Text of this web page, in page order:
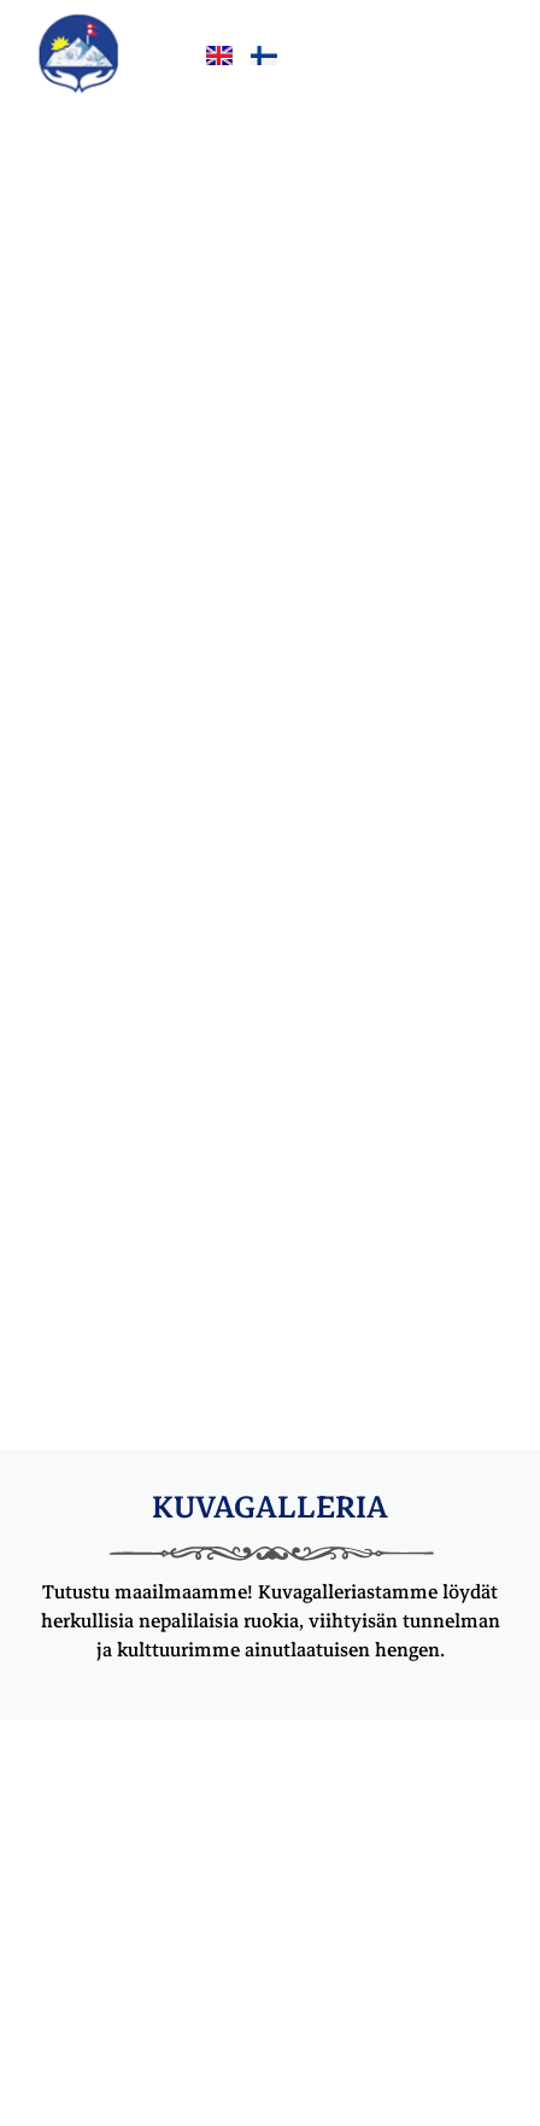
KUVAGALLERIA
Tutustu maailmaamme! Kuvagalleriastamme löydät
herkullisia nepalilaisia ruokia, viihtyisän tunnelman
ja kulttuurimme ainutlaatuisen hengen.